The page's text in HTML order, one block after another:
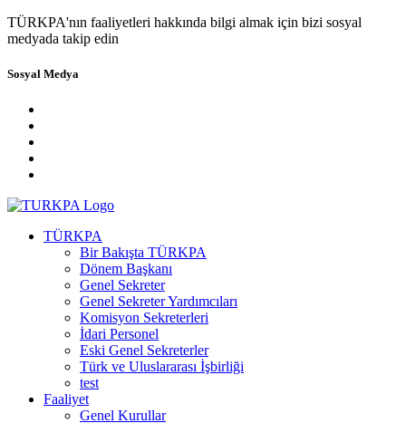
TÜRKPA'nın faaliyetleri hakkında bilgi almak için bizi sosyal
medyada takip edin
Sosyal Medya
TÜRKPA
Bir Bakışta TÜRKPA
Dönem Başkanı
Genel Sekreter
Genel Sekreter Yardımcıları
Komisyon Sekreterleri
İdari Personel
Eski Genel Sekreterler
Türk ve Uluslararası İşbirliği
test
Faaliyet
Genel Kurullar